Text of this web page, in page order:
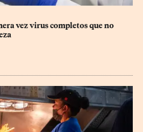
vez virus completos que no